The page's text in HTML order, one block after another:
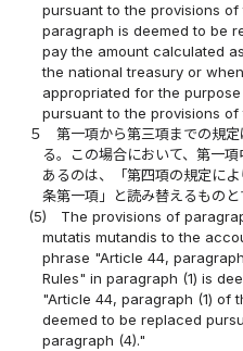
pursuant to the provisions
paragraph is deemed to be
pay the amount calculated
the national treasury or
appropriated for the
pursuant to the provisions of
５
第一項から第三項までの規
る。この場合において、第一
あるのは、「第四項の規定に
条第一項」と読み替えるものと
(5)
The provisions of
mutatis mutandis to the
phrase "Article 44,
Rules" in paragraph (1) is
"Article 44, paragraph (1) of
deemed to be replaced
paragraph (4)."